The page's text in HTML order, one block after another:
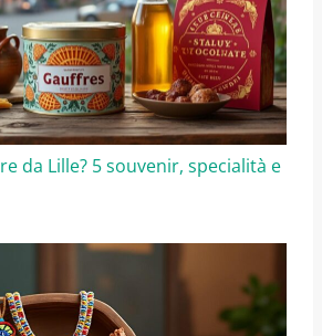
da Lille? 5 souvenir, specialità e